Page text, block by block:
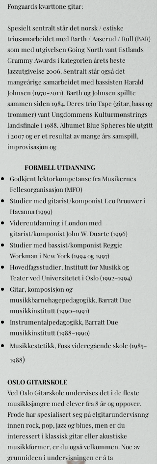
Fongaards kvarttone gitar:
Spesielt sentralt står det norsk / estiske
triosamarbeidet med Barth / Aaserud / Rull (BAR)
som med utgivelsen Going North vant Estlands
Grammy Awards i kategorien årets beste
Jazzutgivelse 2006. Sentralt står også det
mangeårige samarbeidet med bassisten Harald
Johnsen (1970-2011). Barth og Johnsen spillte
sammen siden 1984. Deres trio Tape (gitar, bass og
trommer) vant Ungdommens Kulturmønstrings
landsfinale i 1988. Albumet Blue Spheres ble utgitt
i 2007 og er et resultat av mange års samspill,
improvisasjon og
FORMELL UTDANNING
Godkjent lektorkompetanse fra Musikernes
Fellesorganisasjon (MFO)
Studier med gitarist/komponist Leo Brouwer i
Havanna (1999)
Videreutdanning i London med
gitarist/komponist John W. Duarte (1996)
Studier med bassist/komponist Reggie
Workman i New York (1994 og 1997)
Hovedfagsstudier, Institutt for Musikk og
Teater ved Universitetet i Oslo (1992–1994)
Gitar, komposisjon og
musikkbarnehagepedagogikk, Barratt Due
musikkinstitutt (1990–1991)
Instrumentalpedagogikk, Barratt Due
musikkinstitutt (1988–1990)
Musikkestetikk, Foss videregående skole (1985–
1988)
OSLO GITARSKOLE
Ved Oslo Gitarskole undervises det i de fleste
musikksjangre med elever fra 8 år og oppover.
Frode har spesialisert seg på elgitarundervisnng
innen rock, pop, jazz og blues, men er du
interessert i klassisk gitar eller akustiske
musikkformer, er du også velkommen. Noe av
grunnideen i undervisningen er å ta